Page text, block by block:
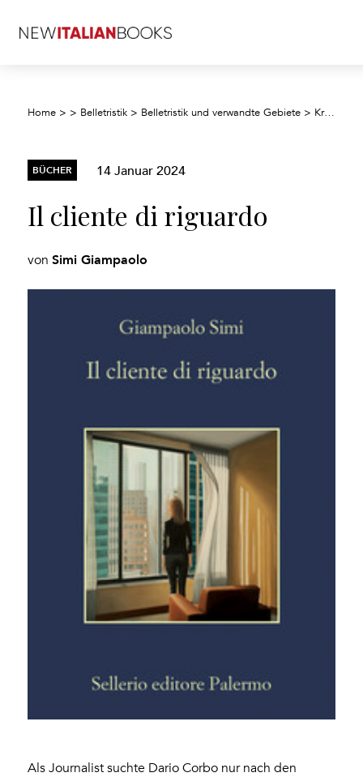
Home > > Belletristik > Belletristik und verwandte Gebiete > Kriminalromane und Mystery
BÜCHER 14 Januar 2024
Il cliente di riguardo
vonSimi Giampaolo
Als Journalist suchte Dario Corbo nur nach den